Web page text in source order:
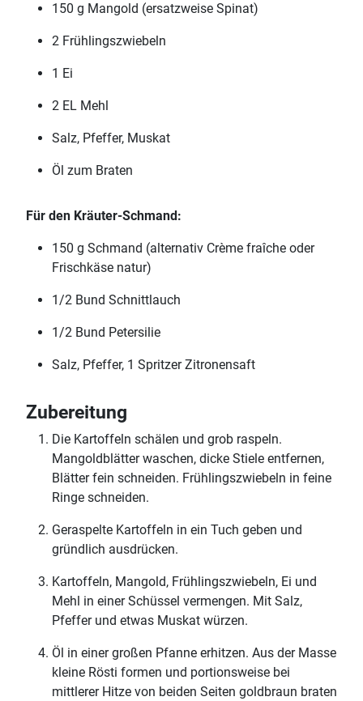
150 g Mangold (ersatzweise Spinat)
2 Frühlingszwiebeln
1 Ei
2 EL Mehl
Salz, Pfeffer, Muskat
Öl zum Braten
Für den Kräuter-Schmand:
150 g Schmand (alternativ Crème fraîche oder
Frischkäse natur)
1/2 Bund Schnittlauch
1/2 Bund Petersilie
Salz, Pfeffer, 1 Spritzer Zitronensaft
Zubereitung
Die Kartoffeln schälen und grob raspeln.
Mangoldblätter waschen, dicke Stiele entfernen,
Blätter fein schneiden. Frühlingszwiebeln in feine
Ringe schneiden.
Geraspelte Kartoffeln in ein Tuch geben und
gründlich ausdrücken.
Kartoffeln, Mangold, Frühlingszwiebeln, Ei und
Mehl in einer Schüssel vermengen. Mit Salz,
Pfeffer und etwas Muskat würzen.
Öl in einer großen Pfanne erhitzen. Aus der Masse
kleine Rösti formen und portionsweise bei
mittlerer Hitze von beiden Seiten goldbraun braten